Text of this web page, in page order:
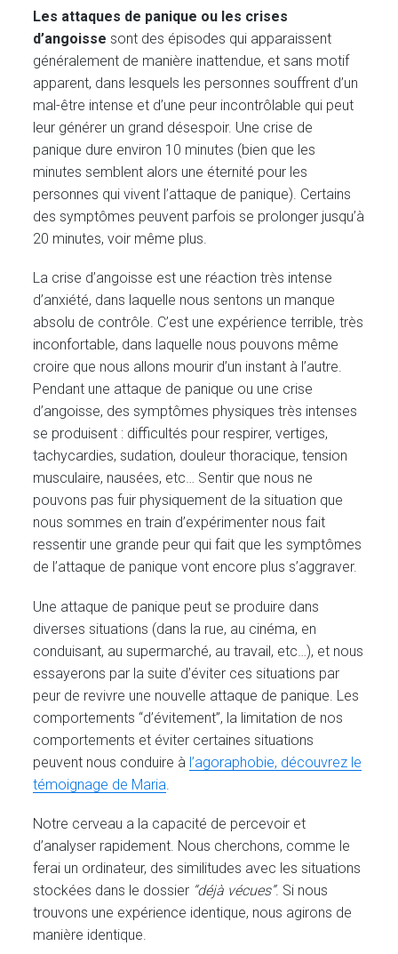
Les attaques de panique ou les crises
d’angoisse sont des épisodes qui apparaissent
généralement de manière inattendue, et sans motif
apparent, dans lesquels les personnes souffrent d’un
mal-être intense et d’une peur incontrôlable qui peut
leur générer un grand désespoir. Une crise de
panique dure environ 10 minutes (bien que les
minutes semblent alors une éternité pour les
personnes qui vivent l’attaque de panique). Certains
des symptômes peuvent parfois se prolonger jusqu’à
20 minutes, voir même plus.
La crise d’angoisse est une réaction très intense
d’anxiété, dans laquelle nous sentons un manque
absolu de contrôle. C’est une expérience terrible, très
inconfortable, dans laquelle nous pouvons même
croire que nous allons mourir d’un instant à l’autre.
Pendant une attaque de panique ou une crise
d’angoisse, des symptômes physiques très intenses
se produisent : difficultés pour respirer, vertiges,
tachycardies, sudation, douleur thoracique, tension
musculaire, nausées, etc… Sentir que nous ne
pouvons pas fuir physiquement de la situation que
nous sommes en train d’expérimenter nous fait
ressentir une grande peur qui fait que les symptômes
de l’attaque de panique vont encore plus s’aggraver.
Une attaque de panique peut se produire dans
diverses situations (dans la rue, au cinéma, en
conduisant, au supermarché, au travail, etc…), et nous
essayerons par la suite d’éviter ces situations par
peur de revivre une nouvelle attaque de panique. Les
comportements “d’évitement”, la limitation de nos
comportements et éviter certaines situations
peuvent nous conduire à l’agoraphobie, découvrez le
témoignage de Maria
Notre cerveau a la capacité de percevoir et
d’analyser rapidement. Nous cherchons, comme le
ferai un ordinateur, des similitudes avec les situations
stockées dans le dossier “déjà vécues”. Si nous
trouvons une expérience identique, nous agirons de
manière identique.